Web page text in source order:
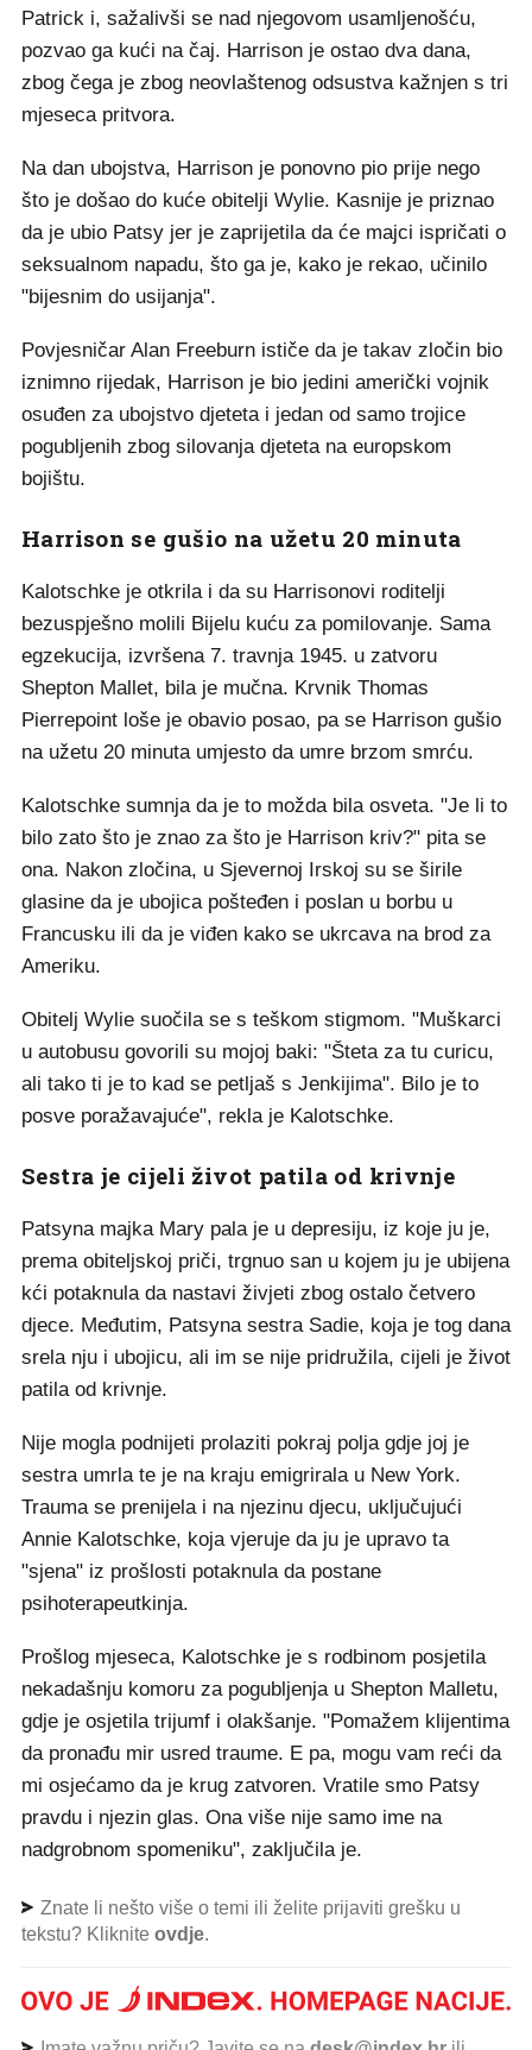
Patrick i, sažalivši se nad njegovom usamljenošću,
pozvao ga kući na čaj. Harrison je ostao dva dana,
zbog čega je zbog neovlaštenog odsustva kažnjen s tri
mjeseca pritvora.
Na dan ubojstva, Harrison je ponovno pio prije nego
što je došao do kuće obitelji Wylie. Kasnije je priznao
da je ubio Patsy jer je zaprijetila da će majci ispričati o
seksualnom napadu, što ga je, kako je rekao, učinilo
"bijesnim do usijanja".
Povjesničar Alan Freeburn ističe da je takav zločin bio
iznimno rijedak, Harrison je bio jedini američki vojnik
osuđen za ubojstvo djeteta i jedan od samo trojice
pogubljenih zbog silovanja djeteta na europskom
bojištu.
Harrison se gušio na užetu 20 minuta
Kalotschke je otkrila i da su Harrisonovi roditelji
bezuspješno molili Bijelu kuću za pomilovanje. Sama
egzekucija, izvršena 7. travnja 1945. u zatvoru
Shepton Mallet, bila je mučna. Krvnik Thomas
Pierrepoint loše je obavio posao, pa se Harrison gušio
na užetu 20 minuta umjesto da umre brzom smrću.
Kalotschke sumnja da je to možda bila osveta. "Je li to
bilo zato što je znao za što je Harrison kriv?" pita se
ona. Nakon zločina, u Sjevernoj Irskoj su se širile
glasine da je ubojica pošteđen i poslan u borbu u
Francusku ili da je viđen kako se ukrcava na brod za
Ameriku.
Obitelj Wylie suočila se s teškom stigmom. "Muškarci
u autobusu govorili su mojoj baki: "Šteta za tu curicu,
ali tako ti je to kad se petljaš s Jenkijima". Bilo je to
posve poražavajuće", rekla je Kalotschke.
Sestra je cijeli život patila od krivnje
Patsyna majka Mary pala je u depresiju, iz koje ju je,
prema obiteljskoj priči, trgnuo san u kojem ju je ubijena
kći potaknula da nastavi živjeti zbog ostalo četvero
djece. Međutim, Patsyna sestra Sadie, koja je tog dana
srela nju i ubojicu, ali im se nije pridružila, cijeli je život
patila od krivnje.
Nije mogla podnijeti prolaziti pokraj polja gdje joj je
sestra umrla te je na kraju emigrirala u New York.
Trauma se prenijela i na njezinu djecu, uključujući
Annie Kalotschke, koja vjeruje da ju je upravo ta
"sjena" iz prošlosti potaknula da postane
psihoterapeutkinja.
Prošlog mjeseca, Kalotschke je s rodbinom posjetila
nekadašnju komoru za pogubljenja u Shepton Malletu,
gdje je osjetila trijumf i olakšanje. "Pomažem klijentima
da pronađu mir usred traume. E pa, mogu vam reći da
mi osjećamo da je krug zatvoren. Vratile smo Patsy
pravdu i njezin glas. Ona više nije samo ime na
nadgrobnom spomeniku", zaključila je.
Znate li nešto više o temi ili želite prijaviti grešku u
tekstu? Kliknite ovdje.